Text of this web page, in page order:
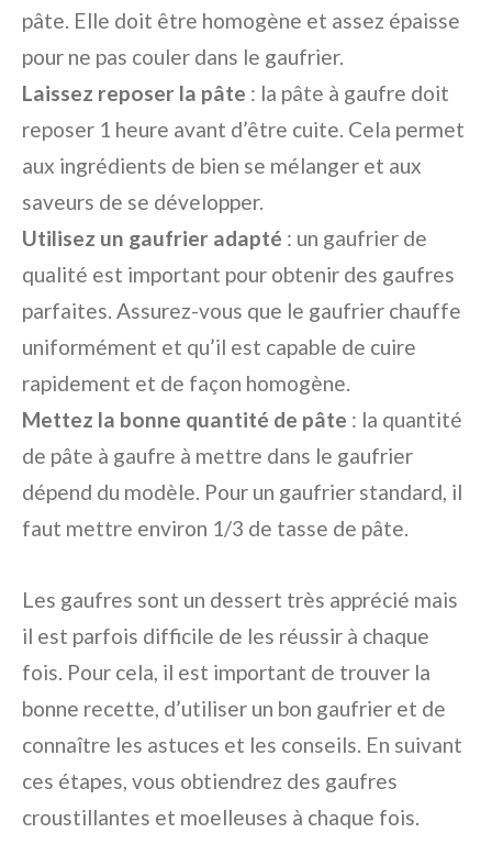
pâte. Elle doit être homogène et assez épaisse
pour ne pas couler dans le gaufrier.
Laissez reposer la pâte : la pâte à gaufre doit
reposer 1 heure avant d’être cuite. Cela permet
aux ingrédients de bien se mélanger et aux
saveurs de se développer.
Utilisez un gaufrier adapté : un gaufrier de
qualité est important pour obtenir des gaufres
parfaites. Assurez-vous que le gaufrier chauffe
uniformément et qu’il est capable de cuire
rapidement et de façon homogène.
Mettez la bonne quantité de pâte : la quantité
de pâte à gaufre à mettre dans le gaufrier
dépend du modèle. Pour un gaufrier standard, il
faut mettre environ 1/3 de tasse de pâte.
Les gaufres sont un dessert très apprécié mais
il est parfois difficile de les réussir à chaque
fois. Pour cela, il est important de trouver la
bonne recette, d’utiliser un bon gaufrier et de
connaître les astuces et les conseils. En suivant
ces étapes, vous obtiendrez des gaufres
croustillantes et moelleuses à chaque fois.